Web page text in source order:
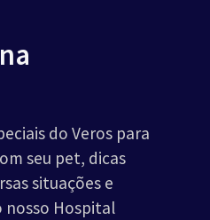
do Veros para
seu pet, dicas
situações e
Hospital